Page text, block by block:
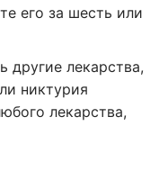
его за шесть или
другие лекарства,
никтурия
лекарства,